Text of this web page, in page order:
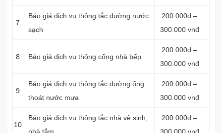
7
Báo giá dịch vụ thông tắc đường nước
sạch
200.000đ –
300.000 vnđ
8 Báo giá dịch vụ thông cống nhà bếp
200.000đ –
300.000 vnđ
9
Báo giá dịch vụ thông tắc đường ống
thoát nước mưa
200.000đ –
300.000 vnđ
10
Báo giá dịch vụ thông tắc nhà vệ sinh,
200.000đ –